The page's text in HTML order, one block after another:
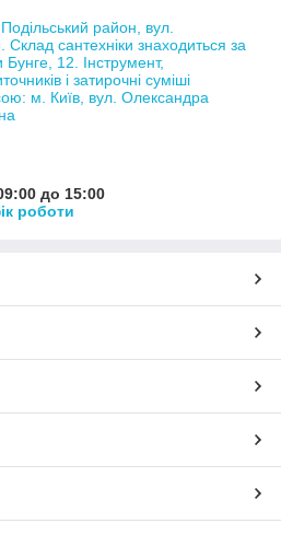
район, вул.
сантехніки знаходиться за
12. Інструмент,
і затирочні суміші
м. Київ, вул. Олександра
до 15:00
роботи